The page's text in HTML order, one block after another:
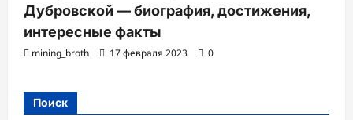
Дубровской — биография, достижения,
интересные факты
mining_broth 17 февраля 2023 0
Поиск